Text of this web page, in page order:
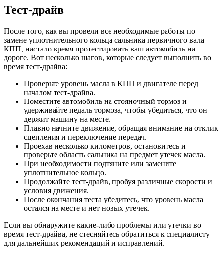
Тест-драйв
После того, как вы провели все необходимые работы по
замене уплотнительного кольца сальника первичного вала
КПП, настало время протестировать ваш автомобиль на
дороге. Вот несколько шагов, которые следует выполнить во
время тест-драйва:
Проверьте уровень масла в КПП и двигателе перед
началом тест-драйва.
Поместите автомобиль на стояночный тормоз и
удерживайте педаль тормоза, чтобы убедиться, что он
держит машину на месте.
Плавно начните движение, обращая внимание на отклик
сцепления и переключение передач.
Проехав несколько километров, остановитесь и
проверьте область сальника на предмет утечек масла.
При необходимости подтяните или замените
уплотнительное кольцо.
Продолжайте тест-драйв, пробуя различные скорости и
условия движения.
После окончания теста убедитесь, что уровень масла
остался на месте и нет новых утечек.
Если вы обнаружите какие-либо проблемы или утечки во
время тест-драйва, не стесняйтесь обратиться к специалисту
для дальнейших рекомендаций и исправлений.